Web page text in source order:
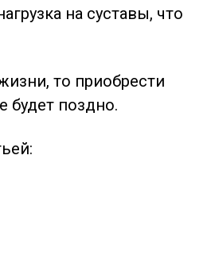
на суставы, что
то приобрести
будет поздно.